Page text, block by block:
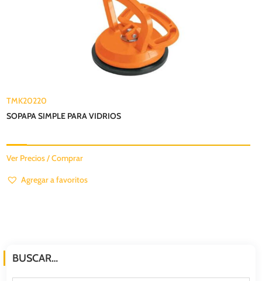
TMK20220
SOPAPA SIMPLE PARA VIDRIOS
Ver Precios / Comprar
Agregar a favoritos
BUSCAR…